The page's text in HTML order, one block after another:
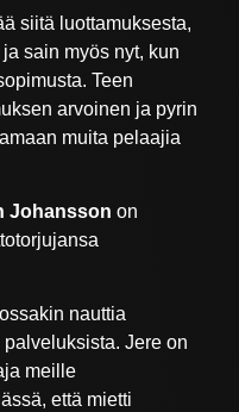
siitä luottamuksesta,
sain myös nyt, kun
Teen
arvoinen ja pyrin
muita pelaajia
Johanssonon
nauttia
Jere on
meille
että mietti